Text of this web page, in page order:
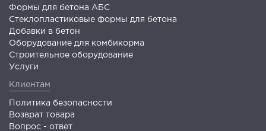
Формы для бетона АБС
Стеклопластиковые формы для бетона
Добавки в бетон
Оборудование для комбикорма
Строительное оборудование
Услуги
Клиентам
Политика безопасности
Возврат товара
Вопрос - ответ